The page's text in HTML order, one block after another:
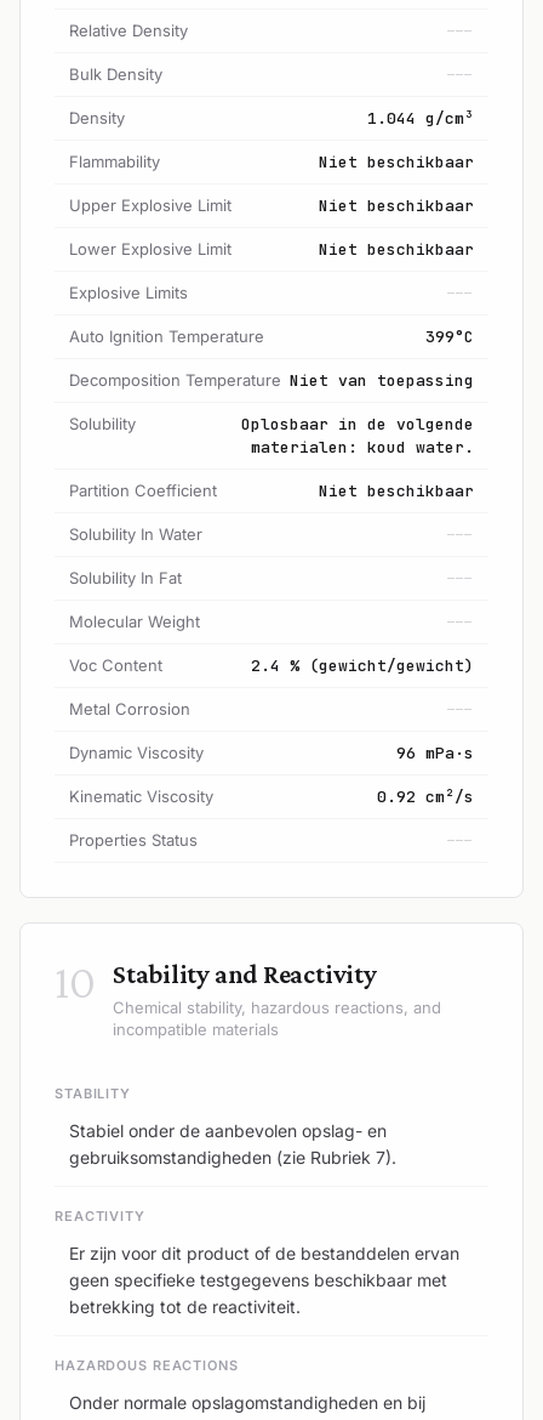
Relative Density ---
Bulk Density ---
Density 1.044 g/cm³
Flammability Niet beschikbaar
Upper Explosive Limit Niet beschikbaar
Lower Explosive Limit Niet beschikbaar
Explosive Limits ---
Auto Ignition Temperature 399°C
Decomposition Temperature Niet van toepassing
Solubility
Oplosbaar in de volgende
materialen: koud water.
Partition Coefficient Niet beschikbaar
Solubility In Water ---
Solubility In Fat ---
Molecular Weight ---
Voc Content 2.4 % (gewicht/gewicht)
Metal Corrosion ---
Dynamic Viscosity 96 mPa·s
Kinematic Viscosity 0.92 cm²/s
Properties Status ---
10 Stability and Reactivity
Chemical stability, hazardous reactions, and
incompatible materials
STABILITY
Stabiel onder de aanbevolen opslag- en
gebruiksomstandigheden (zie Rubriek 7).
REACTIVITY
Er zijn voor dit product of de bestanddelen ervan
geen specifieke testgegevens beschikbaar met
betrekking tot de reactiviteit.
HAZARDOUS REACTIONS
Onder normale opslagomstandigheden en bij